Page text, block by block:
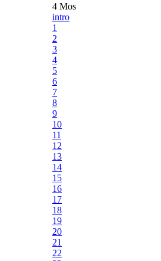
4 Mos
intro
1
2
3
4
5
6
7
8
9
10
11
12
13
14
15
16
17
18
19
20
21
22